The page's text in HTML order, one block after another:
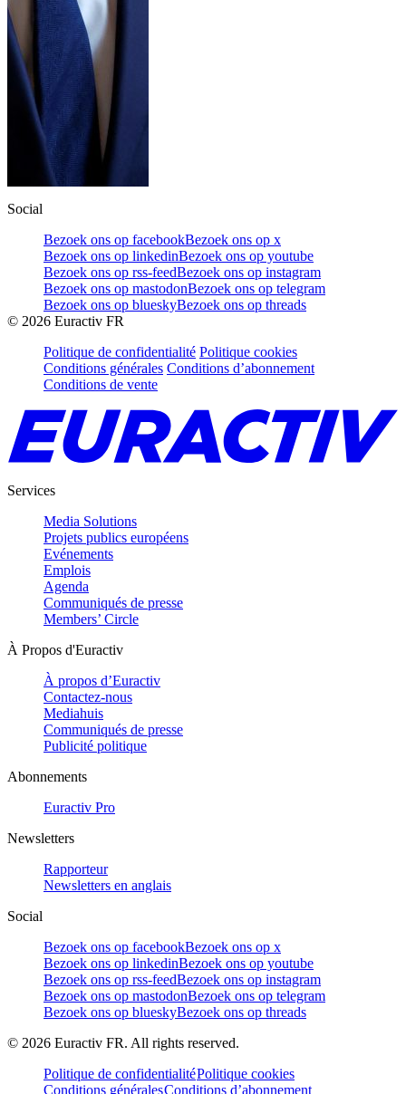
Social
Bezoek ons op facebookBezoek ons op x
Bezoek ons op linkedinBezoek ons op youtube
Bezoek ons op rss-feedBezoek ons op instagram
Bezoek ons op mastodonBezoek ons op telegram
Bezoek ons op blueskyBezoek ons op threads
© 2026 Euractiv FR
Politique de confidentialité Politique cookies
Conditions générales Conditions d’abonnement
Conditions de vente
Services
Media Solutions
Projets publics européens
Evénements
Emplois
Agenda
Communiqués de presse
Members’ Circle
À Propos d'Euractiv
À propos d’Euractiv
Contactez-nous
Mediahuis
Communiqués de presse
Publicité politique
Abonnements
Euractiv Pro
Newsletters
Rapporteur
Newsletters en anglais
Social
Bezoek ons op facebookBezoek ons op x
Bezoek ons op linkedinBezoek ons op youtube
Bezoek ons op rss-feedBezoek ons op instagram
Bezoek ons op mastodonBezoek ons op telegram
Bezoek ons op blueskyBezoek ons op threads
© 2026 Euractiv FR. All rights reserved.
Politique de confidentialitéPolitique cookies
Conditions généralesConditions d’abonnement